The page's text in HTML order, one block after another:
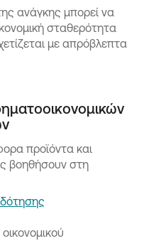
ανάγκης μπορεί να
σταθερότητα
με απρόβλεπτα
προϊόντα και
βοηθήσουν στη